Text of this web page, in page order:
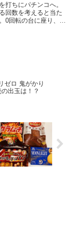
打ちにパチンコへ。
回数を考えると当た
0回転の台に座り、
ゼロ 鬼がかり
出玉は！？